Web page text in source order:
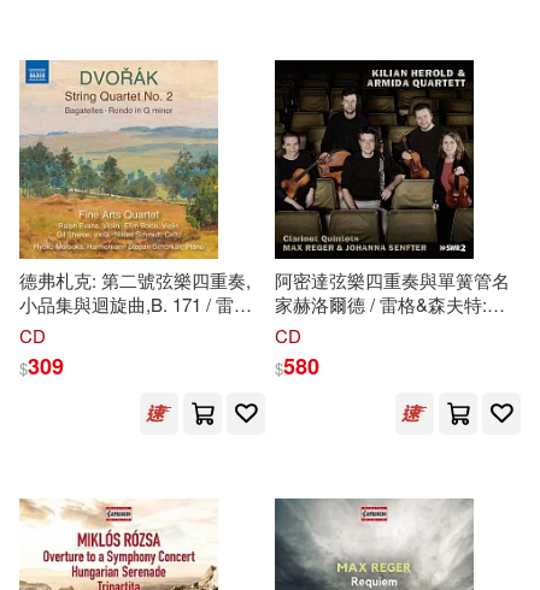
環球 Blue Note(1)
環球 Verve(1)
當代中國出版社(1) 臉譜(1)
華夏出版社(1)
西北大學出版社(1)
金城出版社(1) 長春出版社(1)
電子工業出版社(1) 青文(1)
Antonino Fogliani (conductor) .
Cracow Philharmonic
Orchestra, Cracow
Philharmonic Chorus (2CD))
德弗札克: 第二號弦樂四重奏,
小品集與迴旋曲,B. 171 / 雷夫
埃文斯 (小提琴) / 博伊科 (小提
諸岡亮子 (簧風琴) / 西莫尼 安
(鋼琴) / 美術四重奏(Dvořák:
String Quartet No. 2,
Boico (violin) / Niklas Schmidt)
CD
$309
阿密達弦樂四重奏與單簧管名
家赫洛爾德 / 雷格&森夫特:單
簧管五重奏(Kilian Herold &
Johanna Senfter: Clarinet
CD
$580